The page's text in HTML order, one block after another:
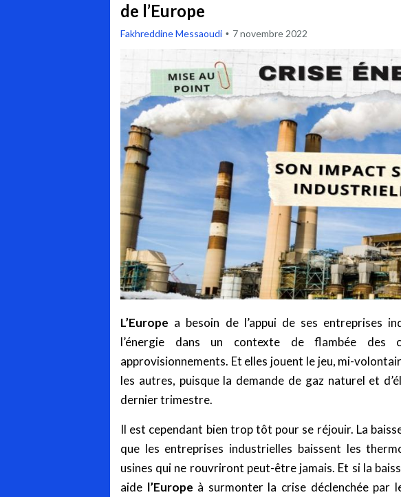
de l’Europe
Fakhreddine Messaoudi 7 novembre 2022
L’Europe a besoin de l’appui de ses entreprises
l’énergie dans un contexte de flambée
approvisionnements. Et elles jouent le jeu, mi-
les autres, puisque la demande de gaz naturel et
dernier trimestre.
Il est cependant bien trop tôt pour se réjouir. La
que les entreprises industrielles baissent les
usines qui ne rouvriront peut-être jamais. Et si la
aide l’Europe à surmonter la crise déclenchée par